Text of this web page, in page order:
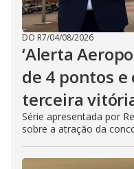
DO R7/04/08/2026
‘Alerta
de 4 pontos
terceira
Série apresentada por
sobre a atração da